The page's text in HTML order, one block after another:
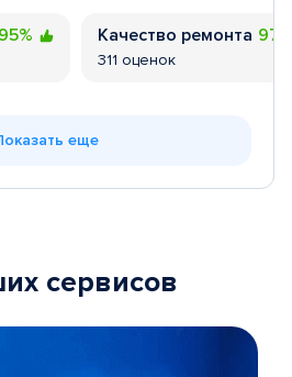
95% Качество ремонта
311 оценок
еще
сервисов